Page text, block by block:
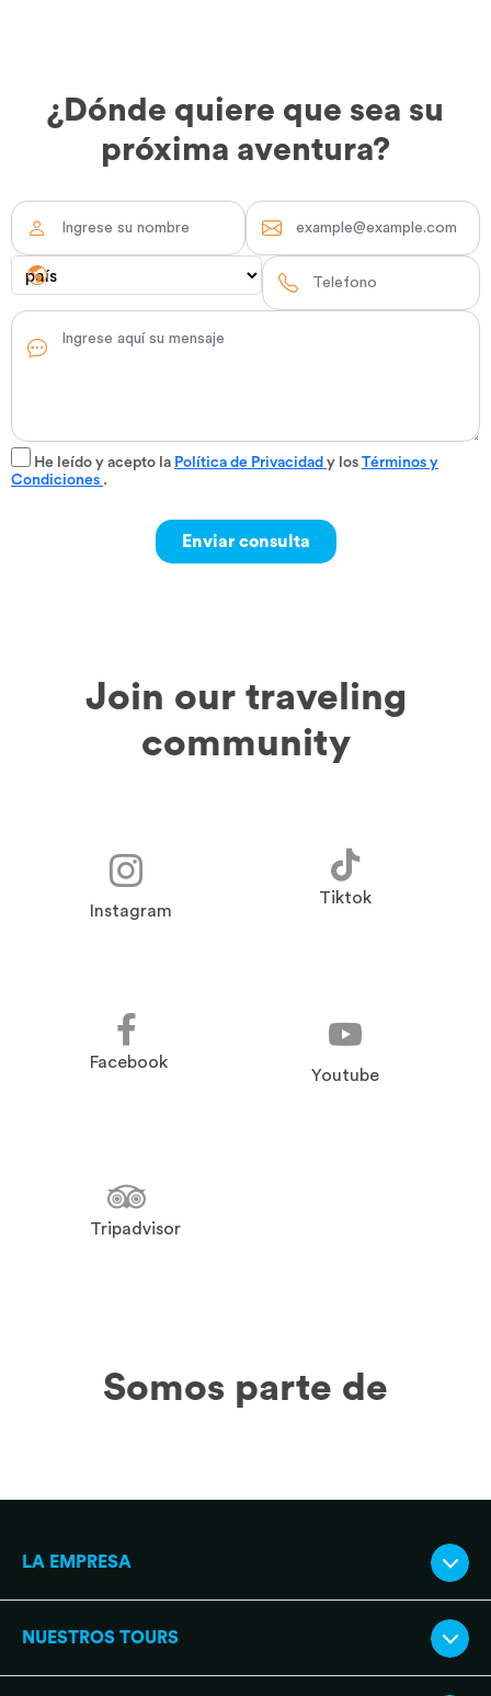
¿Dónde quiere que sea su
próxima aventura?
He leído y acepto la Política de Privacidad y los Términos y
Condiciones .
Join our traveling
community
Instagram
Tiktok
Facebook
Youtube
Tripadvisor
Somos parte de
LA EMPRESA
NUESTROS TOURS